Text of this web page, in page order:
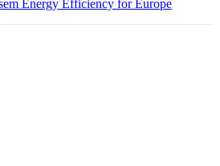
Energy Efficiency for Europe